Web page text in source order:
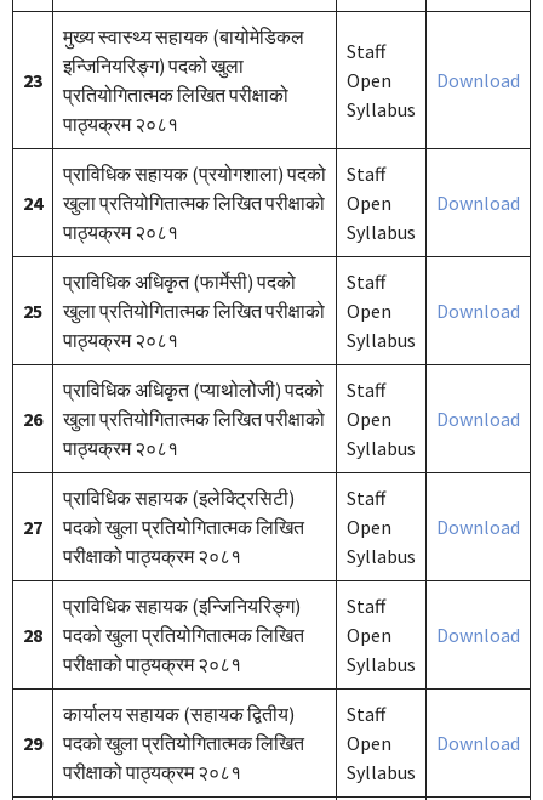
23
मुख्य स्वास्थ्य सहायक (बायोमेडिकल
इन्जिनियरिङ्ग) पदको खुला
प्रतियोगितात्मक लिखित परीक्षाको
पाठ्यक्रम २०८१
Staff
Open
Syllabus
Download
24
प्राविधिक सहायक (प्रयोगशाला) पदको
खुला प्रतियोगितात्मक लिखित परीक्षाको
पाठ्यक्रम २०८१
Staff
Open
Syllabus
Download
25
प्राविधिक अधिकृत (फार्मेसी) पदको
खुला प्रतियोगितात्मक लिखित परीक्षाको
पाठ्यक्रम २०८१
Staff
Open
Syllabus
Download
26
प्राविधिक अधिकृत (प्याथोलोेजी) पदको
खुला प्रतियोगितात्मक लिखित परीक्षाको
पाठ्यक्रम २०८१
Staff
Open
Syllabus
Download
27
प्राविधिक सहायक (इलेक्ट्रिसिटी)
पदको खुला प्रतियोगितात्मक लिखित
परीक्षाको पाठ्यक्रम २०८१
Staff
Open
Syllabus
Download
28
प्राविधिक सहायक (इन्जिनियरिङ्ग)
पदको खुला प्रतियोगितात्मक लिखित
परीक्षाको पाठ्यक्रम २०८१
Staff
Open
Syllabus
Download
29
कार्यालय सहायक (सहायक द्वितीय)
पदको खुला प्रतियोगितात्मक लिखित
परीक्षाको पाठ्यक्रम २०८१
Staff
Open
Syllabus
Download